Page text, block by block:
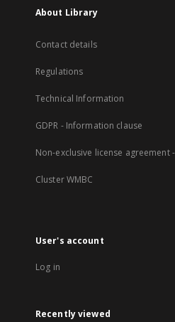
About Library
Contact details
Regulations
Technical Information
GDPR - Information clause
Non-exclusive license
Cluster WMBC
User's account
Log in
Recently viewed